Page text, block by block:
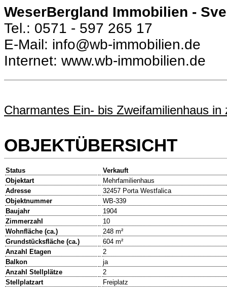
WeserBergland Immobilien -
Tel.: 0571 - 597 265 17
E-Mail: info@wb-immobilien.de
Internet: www.wb-immobilien.de
Charmantes Ein- bis Zweifamilienhaus
OBJEKTÜBERSICHT
Status
Verkauft
Objektart
Mehrfamilienhaus
Adresse
32457 Porta Westfalica
Objektnummer
WB-339
Baujahr
1904
Zimmerzahl
10
Wohnfläche (ca.)
248 m²
Grundstücksfläche (ca.)
604 m²
Anzahl Etagen
2
Balkon
ja
Anzahl Stellplätze
2
Stellplatzart
Freiplatz